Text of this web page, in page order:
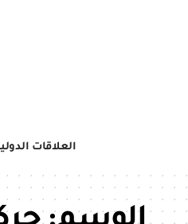
العلاقات